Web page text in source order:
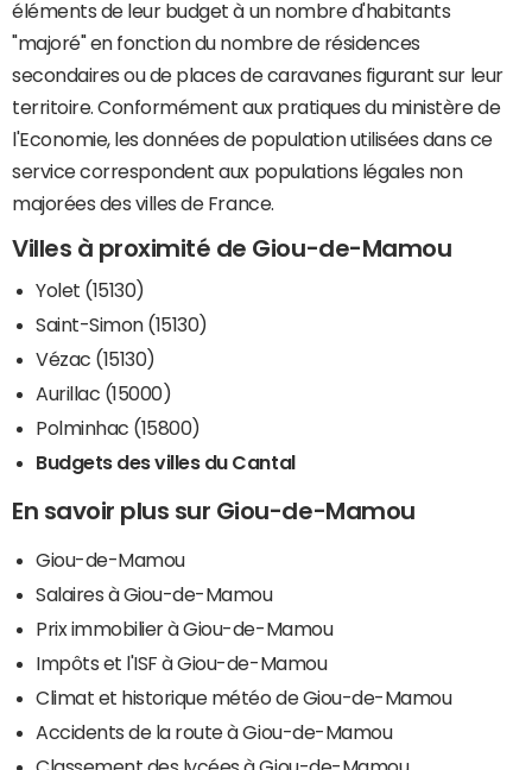
éléments de leur budget à un nombre d'habitants
"majoré" en fonction du nombre de résidences
secondaires ou de places de caravanes figurant sur leur
territoire. Conformément aux pratiques du ministère de
l'Economie, les données de population utilisées dans ce
service correspondent aux populations légales non
majorées des villes de France.
Villes à proximité de Giou-de-Mamou
Yolet (15130)
Saint-Simon (15130)
Vézac (15130)
Aurillac (15000)
Polminhac (15800)
Budgets des villes du Cantal
En savoir plus sur Giou-de-Mamou
Giou-de-Mamou
Salaires à Giou-de-Mamou
Prix immobilier à Giou-de-Mamou
Impôts et l'ISF à Giou-de-Mamou
Climat et historique météo de Giou-de-Mamou
Accidents de la route à Giou-de-Mamou